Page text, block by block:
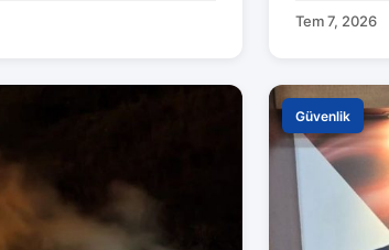
Tem 7, 2026
Güvenlik